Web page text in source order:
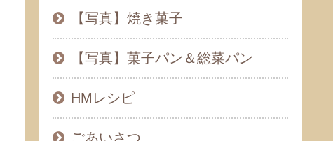
【写真】焼き菓子
【写真】菓子パン＆総菜パン
HMレシピ
ごあいさつ